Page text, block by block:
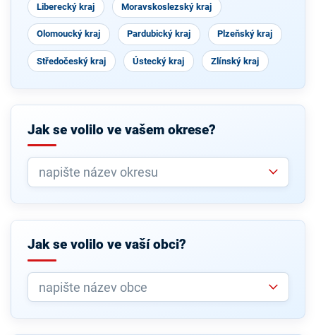
Liberecký kraj Moravskoslezský kraj
Olomoucký kraj Pardubický kraj Plzeňský kraj
Středočeský kraj Ústecký kraj Zlínský kraj
Jak se volilo ve vašem okrese?
Jak se volilo ve vaší obci?